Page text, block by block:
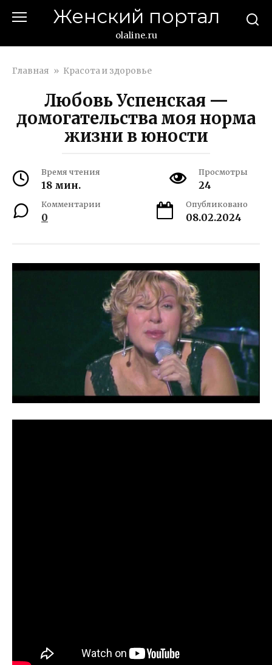
Женский портал
olaline.ru
Главная » Красота и здоровье
Любовь Успенская —
домогательства моя норма
жизни в юности
Время чтения
18 мин.
Просмотры
24
Комментарии
0
Опубликовано
08.02.2024